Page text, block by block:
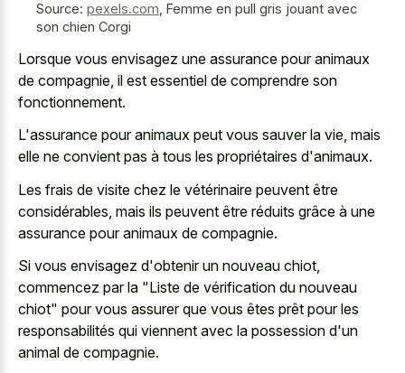
Source: pexels.com Femme en pull gris jouant avec
son chien Corgi
Lorsque vous envisagez une assurance pour animaux
de compagnie, il est essentiel de comprendre son
fonctionnement.
L'assurance pour animaux peut vous sauver la vie, mais
elle ne convient pas à tous les propriétaires d'animaux.
Les frais de visite chez le vétérinaire peuvent être
considérables, mais ils peuvent être réduits grâce à une
assurance pour animaux de compagnie.
Si vous envisagez d'obtenir un nouveau chiot,
commencez par la "Liste de vérification du nouveau
chiot" pour vous assurer que vous êtes prêt pour les
responsabilités qui viennent avec la possession d'un
animal de compagnie.